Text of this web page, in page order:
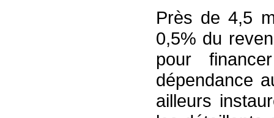
Près de 4,5
0,5% du
pour
dépendance
ailleurs